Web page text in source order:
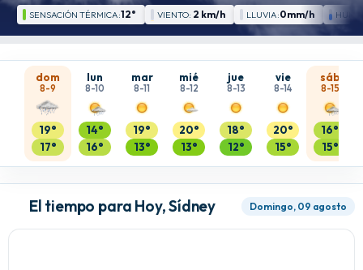
SENSACIÓN TÉRMICA:12° VIENTO: 2 km/h LLUVIA:0mm/h
dom
8-9
19°
17°
lun
8-10
14°
16°
mar
8-11
19°
13°
mié
8-12
20°
13°
jue
8-13
18°
12°
vie
8-14
20°
15°
sáb
8-15
16°
15°
El tiempo para Hoy, Sídney Domingo, 09 agosto